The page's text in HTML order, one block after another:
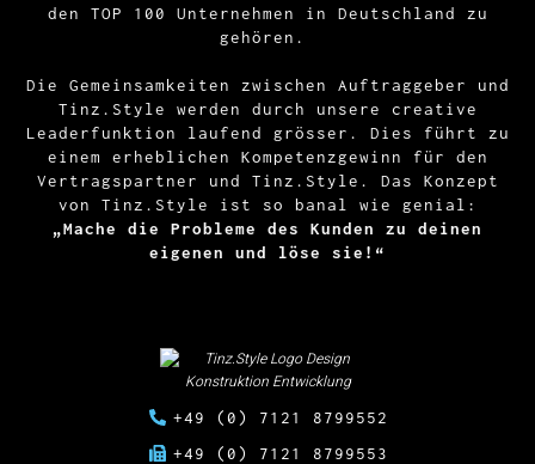
den TOP 100 Unternehmen in Deutschland zu
gehören.
Die Gemeinsamkeiten zwischen Auftraggeber und
Tinz.Style werden durch unsere creative
Leaderfunktion laufend grösser. Dies führt zu
einem erheblichen Kompetenzgewinn für den
Vertragspartner und Tinz.Style. Das Konzept
von Tinz.Style ist so banal wie genial:
„Mache die Probleme des Kunden zu deinen
eigenen und löse sie!“
+49 (0) 7121 8799552
+49 (0) 7121 8799553